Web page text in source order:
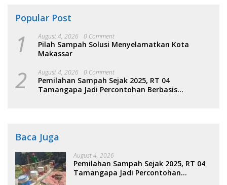
Popular Post
1 August 4, 2026 0 Comment
Pilah Sampah Solusi Menyelamatkan Kota
Makassar
2 August 4, 2026 0 Comment
Pemilahan Sampah Sejak 2025, RT 04
Tamangapa Jadi Percontohan Berbasis
Baca Juga
August 4, 2026
Pemilahan Sampah Sejak 2025, RT 04
Tamangapa Jadi Percontohan